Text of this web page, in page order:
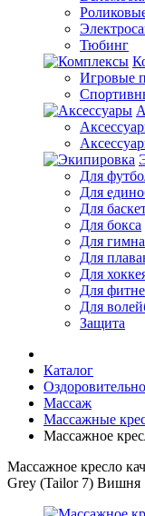
Тюбинг
Игровые
Для
Для
Для
Для бокса
Для
Для
Для
Для
Для
Защита
Каталог
Массаж
Массажные
Массажное
Массажное кресло
Grey (Tailor 7) Вишня